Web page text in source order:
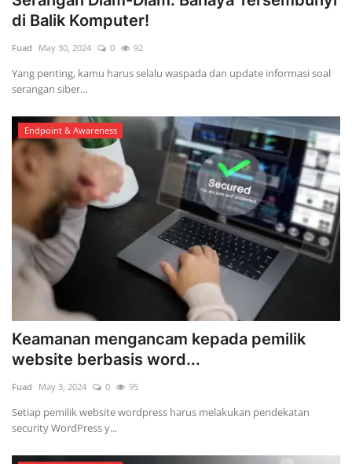
di Balik Komputer!
Fuad May 30, 2024 0 92
Yang penting, kamu harus selalu waspada dan update informasi soal
serangan siber...
Endpoint & Awareness
Keamanan mengancam kepada pemilik
website berbasis word...
Fuad May 3, 2024 0 95
Setiap pemilik website wordpress harus melakukan pendekatan
security WordPress y...